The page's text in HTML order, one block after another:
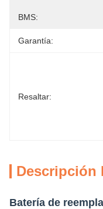
BMS:
Garantía:
Resaltar:
Descripción
Batería de